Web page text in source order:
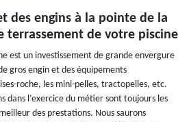
des engins à la pointe de la
terrassement de votre piscine
est un investissement de grande envergure
gros engin et des équipements
roche, les mini-pelles, tractopelles, etc.
dans l’exercice du métier sont toujours les
des prestations. Nous saurons